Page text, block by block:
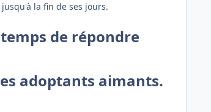
la fin de ses jours.
de répondre
adoptants aimants.